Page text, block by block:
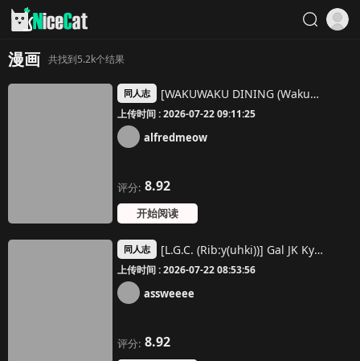
漫画 共找到5.2k个结果
同人志 [WAKUWAKU DINING (Wakuwaku Kitchen)] Junketsu Succubus vs Doutei | 純血魅魔VS童貞 [Chinese] [Decensored] [Digital]
上传时间 : 2026-07-22 09:11:25
alfredmeow
评分: 8.92
开始阅读
同人志 [L.G.C. (Rib:y(uhki))] Gal JK Kyousui Maid Service [Chinese] [Decensored] [Digital]
上传时间 : 2026-07-22 08:53:56
assweeee
评分: 8.92